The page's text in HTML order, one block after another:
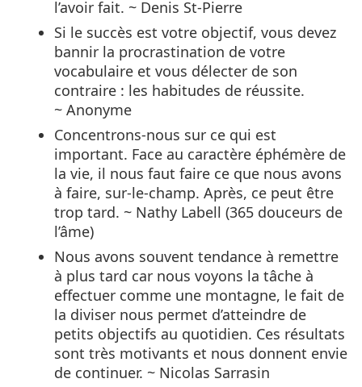
l’avoir fait. ~ Denis St-Pierre
Si le succès est votre objectif, vous devez
bannir la procrastination de votre
vocabulaire et vous délecter de son
contraire : les habitudes de réussite.
~ Anonyme
Concentrons-nous sur ce qui est
important. Face au caractère éphémère de
la vie, il nous faut faire ce que nous avons
à faire, sur-le-champ. Après, ce peut être
trop tard. ~ Nathy Labell (365 douceurs de
l’âme)
Nous avons souvent tendance à remettre
à plus tard car nous voyons la tâche à
effectuer comme une montagne, le fait de
la diviser nous permet d’atteindre de
petits objectifs au quotidien. Ces résultats
sont très motivants et nous donnent envie
de continuer. ~ Nicolas Sarrasin